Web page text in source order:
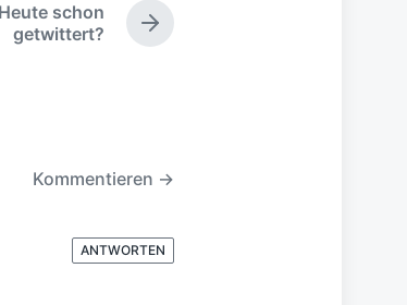
N
ä
r
i
Heute schon
getwittert?
Kommentieren →
ANTWORTEN